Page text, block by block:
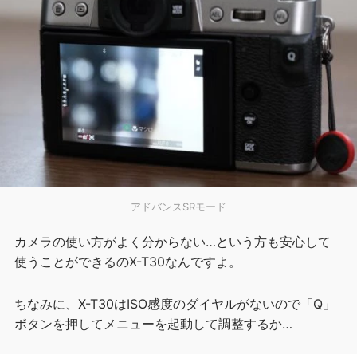
アドバンスSRモード
カメラの使い方がよく分からない…という方も安心して
使うことができるのX-T30なんですよ。
ちなみに、X-T30はISO感度のダイヤルがないので「Q」
ボタンを押してメニューを起動して調整するか…